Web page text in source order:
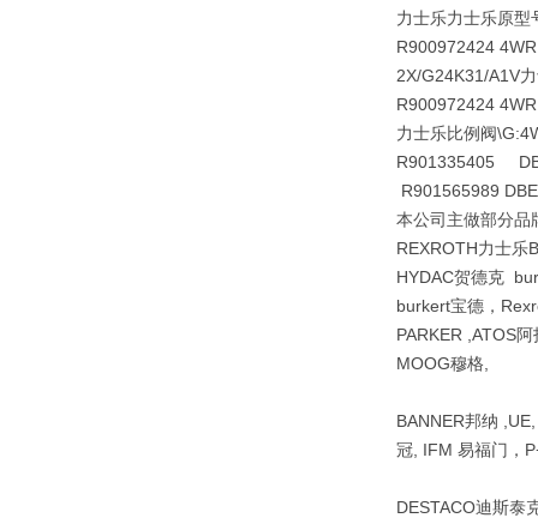
力士乐力士乐原型
R900972424
2X/G24K31/A1V
R900972424
力士乐比例阀
R901335405
R901565989
本公司主做部分品
REXROTH力士乐
HYDAC贺德克
burkert宝德，
PARKER ,ATOS
MOOG穆格,
BANNER邦纳
冠, IFM 易福门，
DESTACO迪斯泰